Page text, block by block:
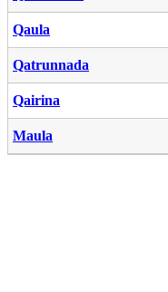
Qaula
Qatrunnada
Qairina
Maula